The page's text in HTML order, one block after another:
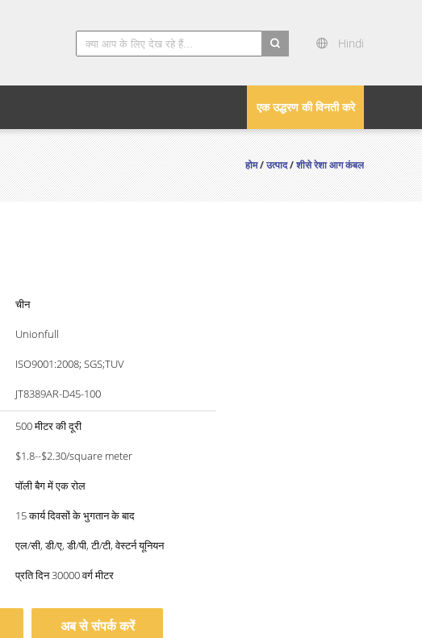
Hindi
एक उद्धरण की विनती करे
होम/उत्पाद/शीसे रेशा आग कंबल
चीन
Unionfull
ISO9001:2008; SGS;TUV
JT8389AR-D45-100
500 मीटर की दूरी
$1.8--$2.30/square meter
पॉली बैग में एक रोल
15 कार्य दिवसों के भुगतान के बाद
एल/सी, डी/ए, डी/पी, टी/टी, वेस्टर्न यूनियन
प्रति दिन 30000 वर्ग मीटर
अब से संपर्क करें